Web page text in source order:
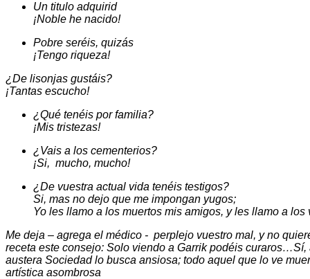
Un titulo adquirid
¡Noble he nacido!
Pobre seréis, quizás
¡Tengo riqueza!
¿De lisonjas gustáis?
¡Tantas escucho!
¿Qué tenéis por familia?
¡Mis tristezas!
¿Vais a los cementerios?
¡Si, mucho, mucho!
¿De vuestra actual vida tenéis testigos?
Si, mas no dejo que me impongan yugos;
Yo les llamo a los muertos mis amigos, y les llamo a los
Me deja – agrega el médico - perplejo vuestro mal, y no
receta este consejo: Solo viendo a Garrik podéis curaros…Sí,
austera Sociedad lo busca ansiosa; todo aquel que lo ve
artística asombrosa